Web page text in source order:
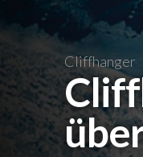
Cliffhanger